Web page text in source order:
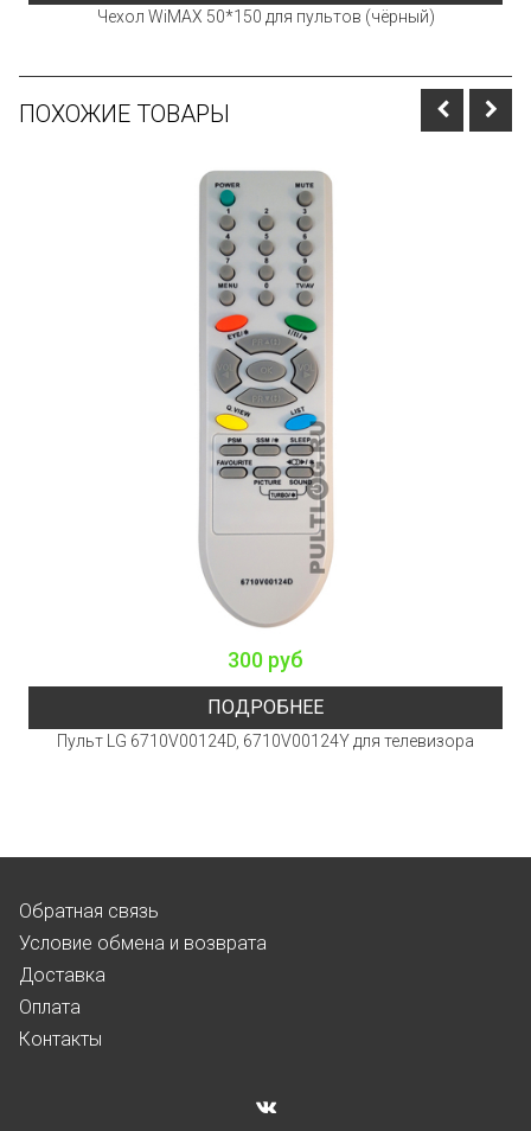
Чехол WiMAX 50*150 для пультов (чёрный)
ПОХОЖИЕ ТОВАРЫ
300 руб
ПОДРОБНЕЕ
Пульт LG 6710V00124D, 6710V00124Y для телевизора
Обратная связь
Условие обмена и возврата
Доставка
Оплата
Контакты